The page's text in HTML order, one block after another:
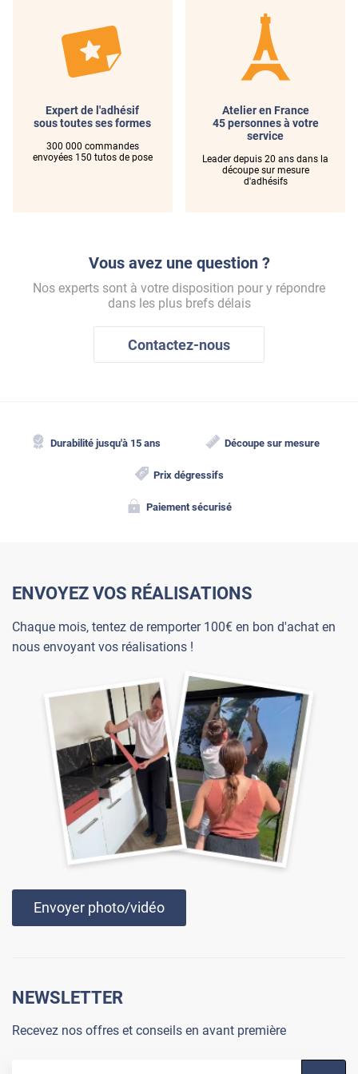
DEPOLI-203x
Film 2 en 1 face terrain de tennis
MIROIRplus-241x
Expert de l'adhésif
sous toutes ses formes
300 000 commandes
envoyées 150 tutos de pose
Atelier en France
45 personnes à votre
service
Leader depuis 20 ans dans la
découpe sur mesure
d'adhésifs
Vous avez une question ?
Nos experts sont à votre disposition pour y répondre
dans les plus brefs délais
Contactez-nous
Durabilité jusqu'à 15 ans Découpe sur mesure
Prix dégressifs
Paiement sécurisé
ENVOYEZ VOS RÉALISATIONS
Chaque mois, tentez de remporter 100€ en bon d'achat en
nous envoyant vos réalisations !
Envoyer photo/vidéo
NEWSLETTER
Recevez nos offres et conseils en avant première